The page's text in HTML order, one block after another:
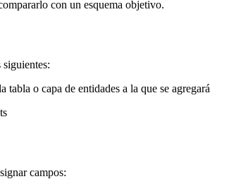
con un esquema objetivo.
o capa de entidades a la que se agregará
campos: